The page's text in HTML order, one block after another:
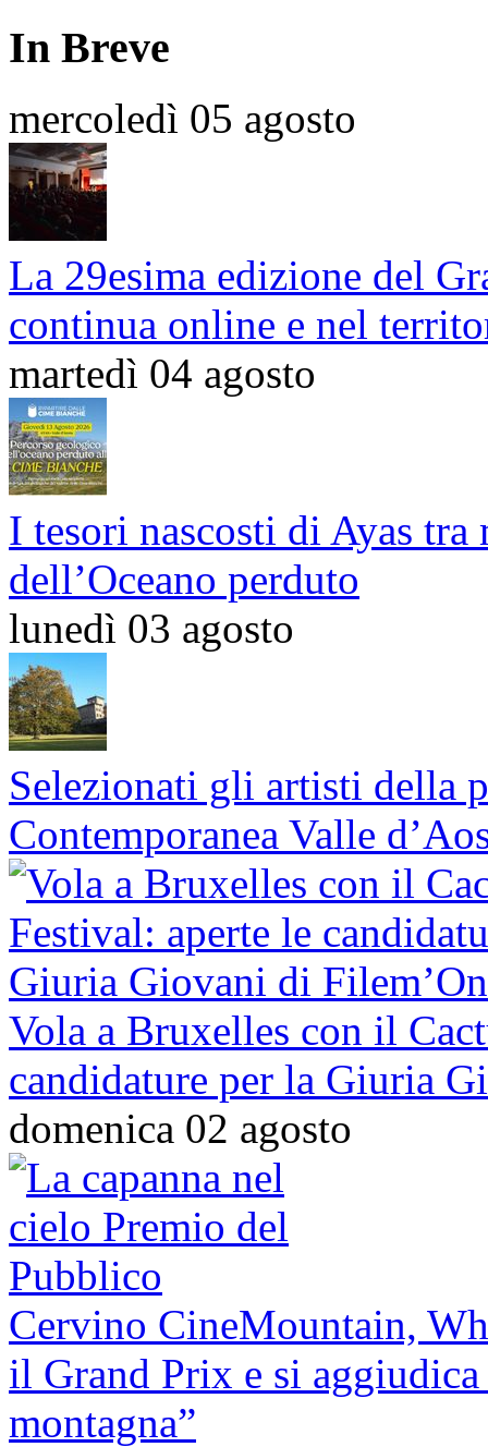
In Breve
mercoledì 05 agosto
La 29esima edizione del
continua online e nel
martedì 04 agosto
I tesori nascosti di Ayas tra
dell’Oceano perduto
lunedì 03 agosto
Selezionati gli artisti della
Contemporanea Valle
Vola a Bruxelles con il
candidature per la Giuria
domenica 02 agosto
Cervino CineMountain,
il Grand Prix e si
montagna”